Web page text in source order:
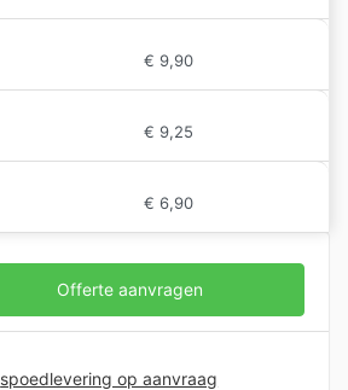
€ 9,90
€ 9,25
€ 6,90
Offerte aanvragen
spoedlevering op aanvraag